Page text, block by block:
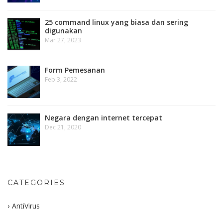
25 command linux yang biasa dan sering
digunakan
Mar 27, 2023
Form Pemesanan
Feb 3, 2022
Negara dengan internet tercepat
Dec 21, 2020
CATEGORIES
AntiVirus